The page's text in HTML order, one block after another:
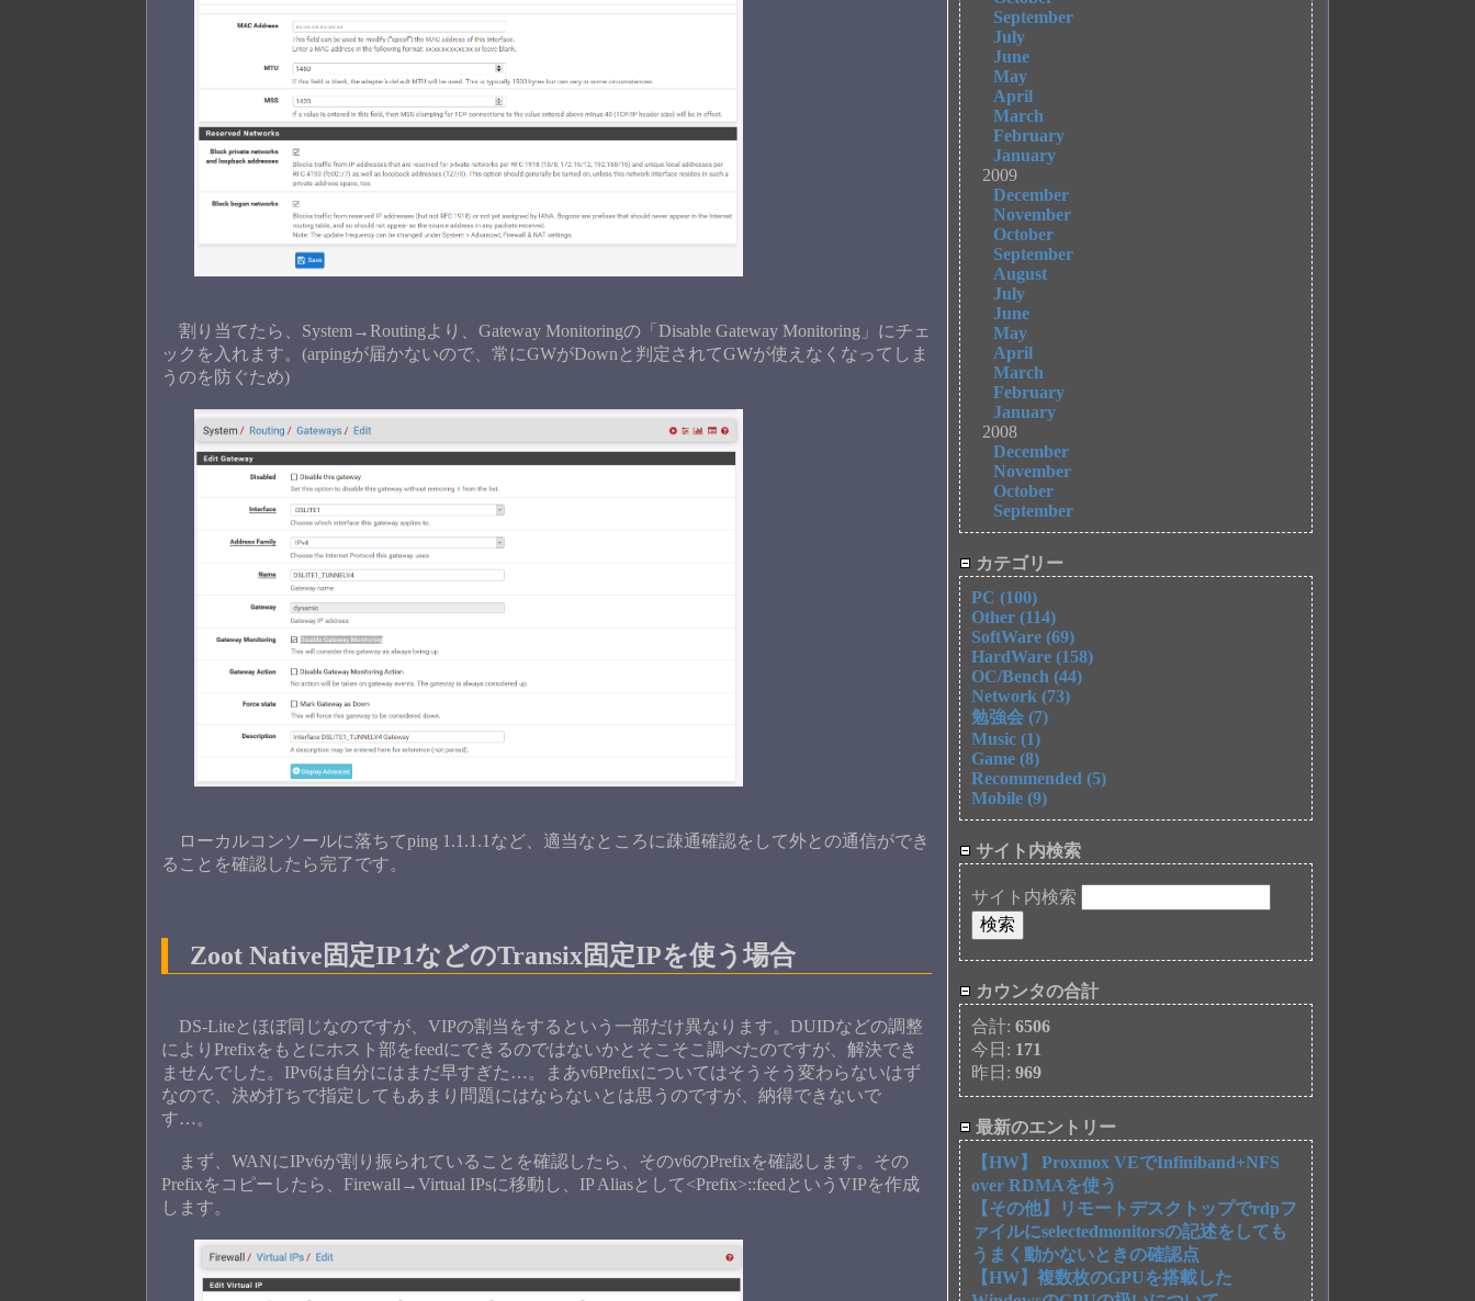
割り当てたら、System→Routingより、Gateway Monitoringの「Disable Gateway Monitoring」にチェ
ックを入れます。(arpingが届かないので、常にGWがDownと判定されてGWが使えなくなってしま
うのを防ぐため)
ローカルコンソールに落ちてping 1.1.1.1など、適当なところに疎通確認をして外との通信ができ
ることを確認したら完了です。
Zoot Native固定IP1などのTransix固定IPを使う場合
DS-Liteとほぼ同じなのですが、VIPの割当をするという一部だけ異なります。DUIDなどの調整
によりPrefixをもとにホスト部をfeedにできるのではないかとそこそこ調べたのですが、解決でき
ませんでした。IPv6は自分にはまだ早すぎた…。まあv6Prefixについてはそうそう変わらないはず
なので、決め打ちで指定してもあまり問題にはならないとは思うのですが、納得できないで
す…。
まず、WANにIPv6が割り振られていることを確認したら、そのv6のPrefixを確認します。その
Prefixをコピーしたら、Firewall→Virtual IPsに移動し、IP Aliasとして<Prefix>::feedというVIPを作成
します。
September
July
June
May
April
March
February
January
2009
December
November
October
September
August
July
June
May
April
March
February
January
2008
December
November
October
September
カテゴリー
PC (100)
Other (114)
SoftWare (69)
HardWare (158)
OC/Bench (44)
Network (73)
勉強会 (7)
Music (1)
Game (8)
Recommended (5)
Mobile (9)
サイト内検索
サイト内検索
カウンタの合計
合計:6506
今日: 171
昨日:969
最新のエントリー
【HW】 Proxmox VEでInfiniband+NFS
over RDMAを使う
【その他】リモートデスクトップでrdpフ
ァイルにselectedmonitorsの記述をしても
うまく動かないときの確認点
【HW】複数枚のGPUを搭載した